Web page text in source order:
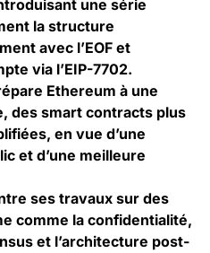
une série
la structure
avec l’EOF et
via l’EIP-7702.
Ethereum à une
des smart contracts plus
en vue d’une
et d’une meilleure
ses travaux sur des
comme la confidentialité,
et l’architecture post-